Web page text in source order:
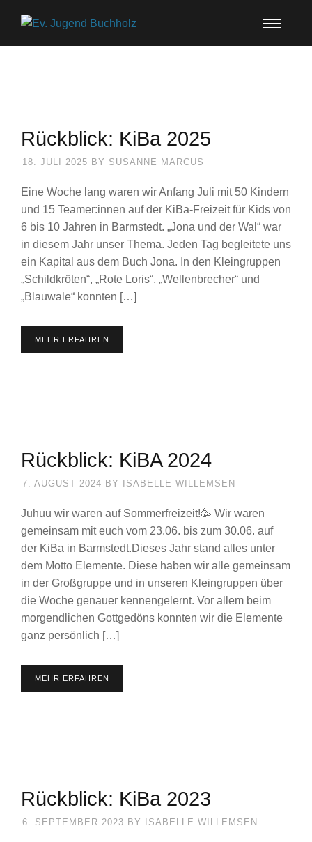
Rückblick: KiBa 2025
18. JULI 2025 BY SUSANNE MARCUS
Eine Woche lang waren wir Anfang Juli mit 50 Kindern
und 15 Teamer:innen auf der KiBa-Freizeit für Kids von
6 bis 10 Jahren in Barmstedt. „Jona und der Wal“ war
in diesem Jahr unser Thema. Jeden Tag begleitete uns
ein Kapital aus dem Buch Jona. In den Kleingruppen
„Schildkröten“, „Rote Loris“, „Wellenbrecher“ und
„Blauwale“ konnten […]
MEHR ERFAHREN
Rückblick: KiBA 2024
7. AUGUST 2024 BY ISABELLE WILLEMSEN
Juhuu wir waren auf Sommerfreizeit!🥳 Wir waren
gemeinsam mit euch vom 23.06. bis zum 30.06. auf
der KiBa in Barmstedt.Dieses Jahr stand alles unter
dem Motto Elemente. Diese haben wir alle gemeinsam
in der Großgruppe und in unseren Kleingruppen über
die Woche genauer kennengelernt. Vor allem beim
morgendlichen Gottgedöns konnten wir die Elemente
ganz persönlich […]
MEHR ERFAHREN
Rückblick: KiBa 2023
6. SEPTEMBER 2023 BY ISABELLE WILLEMSEN